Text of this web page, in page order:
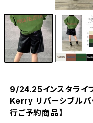
9/24.25インスタライ
Kerry リバーシブルバ
行ご予約商品】